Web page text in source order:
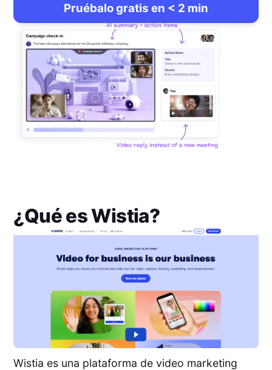
Pruébalo gratis en < 2 min
¿Qué esWistia?
Wistia es una plataforma de video marketing